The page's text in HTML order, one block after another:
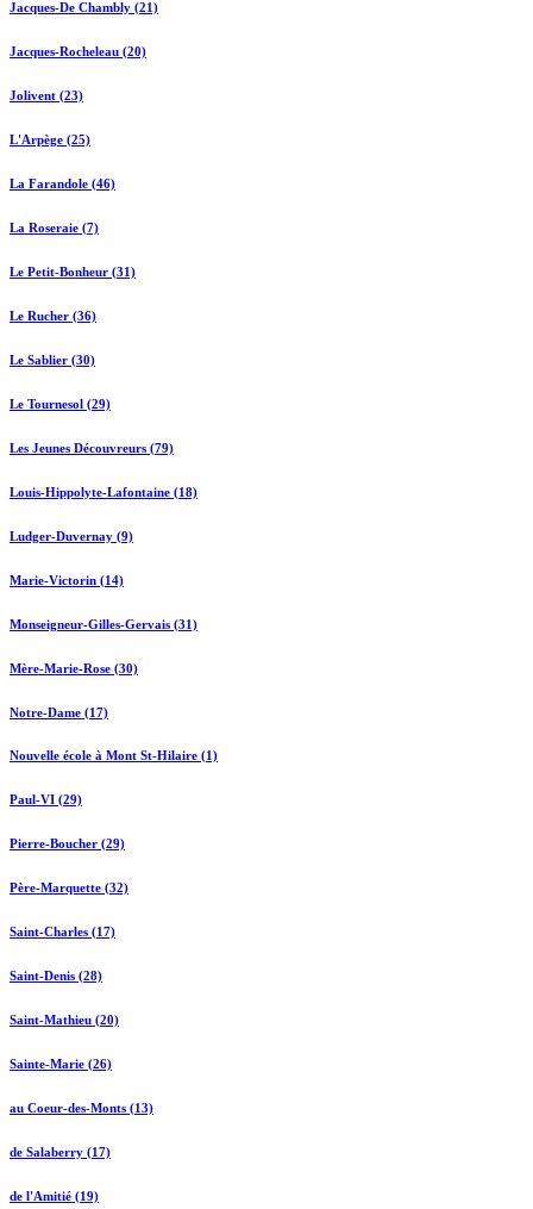
Jacques-De Chambly (21)
Jacques-Rocheleau (20)
Jolivent (23)
L'Arpège (25)
La Farandole (46)
La Roseraie (7)
Le Petit-Bonheur (31)
Le Rucher (36)
Le Sablier (30)
Le Tournesol (29)
Les Jeunes Découvreurs (79)
Louis-Hippolyte-Lafontaine (18)
Ludger-Duvernay (9)
Marie-Victorin (14)
Monseigneur-Gilles-Gervais (31)
Mère-Marie-Rose (30)
Notre-Dame (17)
Nouvelle école à Mont St-Hilaire (1)
Paul-VI (29)
Pierre-Boucher (29)
Père-Marquette (32)
Saint-Charles (17)
Saint-Denis (28)
Saint-Mathieu (20)
Sainte-Marie (26)
au Coeur-des-Monts (13)
de Salaberry (17)
de l'Amitié (19)